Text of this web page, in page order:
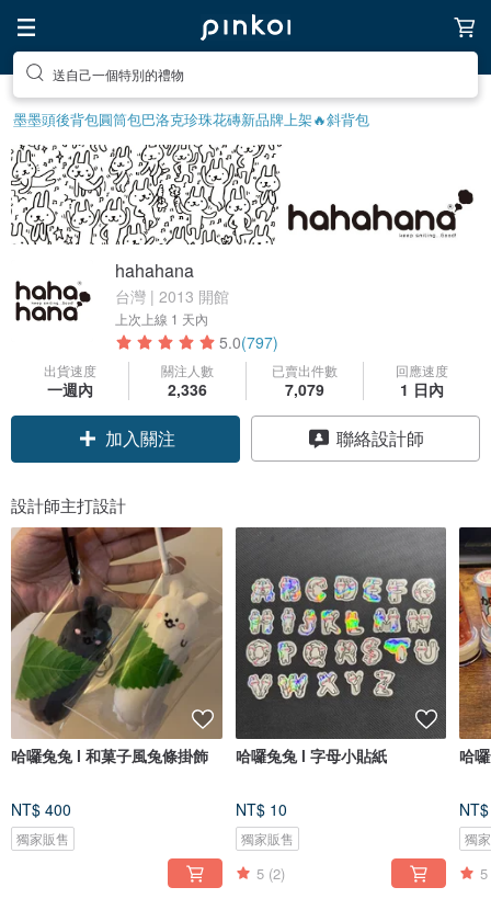
前往打造療癒的放鬆生活
墨墨頭後背包圓筒包巴洛克珍珠花磚新品牌上架🔥斜背包
hahahana
台灣 | 2013 開館
上次上線 1 天內
5.0(797)
出貨速度
一週內
關注人數
2,336
已賣出件數
7,079
回應速度
1 日內
加入關注 聯絡設計師
設計師主打設計
哈囉兔兔 l 和菓子風兔條掛飾
NT$ 400
獨家販售
哈囉兔兔 l 字母小貼紙
NT$ 10
獨家販售
5 (2)
哈
獨
5